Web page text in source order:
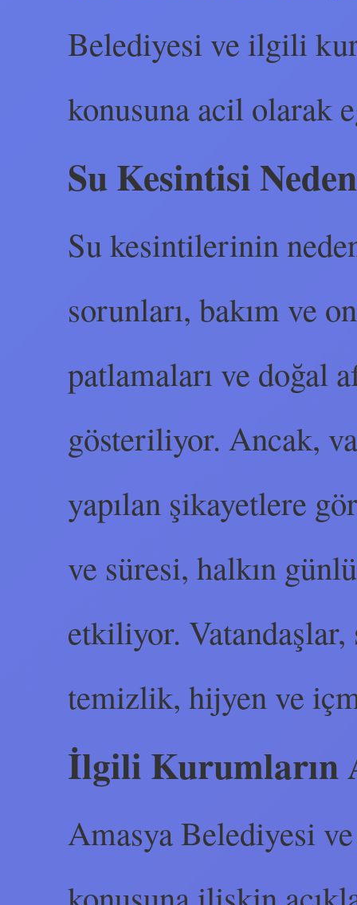
Belediyesi ve ilgili
konusuna acil olarak
Su Kesintisi
Su kesintilerinin
sorunları, bakım ve
patlamaları ve doğal
gösteriliyor. Ancak,
yapılan şikayetlere
ve süresi, halkın
etkiliyor.
temizlik, hijyen ve
İlgili Kurumların
Amasya Belediyesi